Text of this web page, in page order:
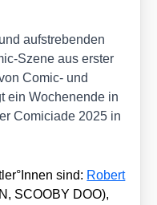
auf­stre­ben­den
Sze­ne aus ers­ter
Comic- und
ein Wochen­en­de in
Comic­ia­de 2025 in
sind: Robert
SCOOBY DOO),